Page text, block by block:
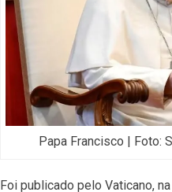
Papa Francisco | Foto:
Foi publicado pelo Vaticano,